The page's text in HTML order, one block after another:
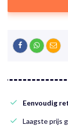
Eenvoudig
Laagste prijs